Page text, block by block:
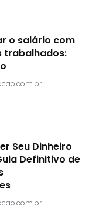
o salário com
trabalhados:
Seu Dinheiro
Definitivo de